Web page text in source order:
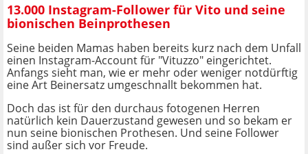
13.000 Instagram-Follower für Vito und seine
bionischen Beinprothesen
Seine beiden Mamas haben bereits kurz nach dem Unfall
einen Instagram-Account für "Vituzzo" eingerichtet.
Anfangs sieht man, wie er mehr oder weniger notdürftig
eine Art Beinersatz umgeschnallt bekommen hat.
Doch das ist für den durchaus fotogenen Herren
natürlich kein Dauerzustand gewesen und so bekam er
nun seine bionischen Prothesen. Und seine Follower
sind außer sich vor Freude.